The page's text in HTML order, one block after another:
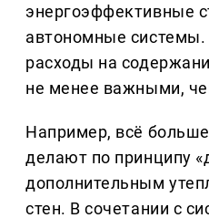
энергоэффективные
автономные системы.
расходы на
не менее важными,
Например, всё
делают по принципу
дополнительным
стен. В сочетании с